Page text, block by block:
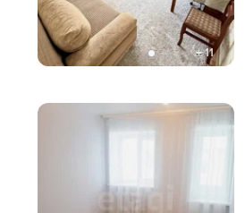
+11